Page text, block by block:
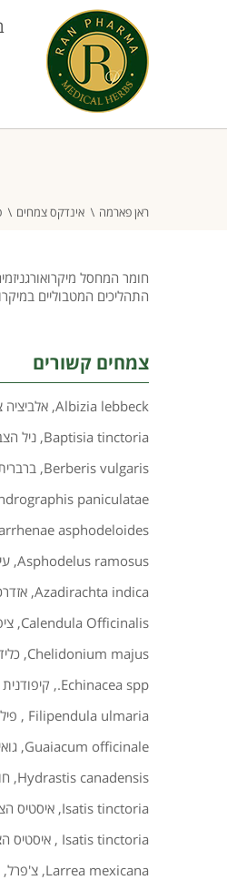
ראן פארמה אינדקס צמחים
חומר המחסל
התהליכים המטבוליים
צמחים קשורים
Albizia lebbeck
, אלביציה
Baptisia tinctoria
, ניל
Berberis vulgaris
,
paniculatae
asphodeloides
Asphodelus ramosus
,
Azadirachta indica
,
Calendula Officinalis
,
Chelidonium majus
,
Echinacea spp.
,
Filipendula ulmaria
,
Guaiacum officinale
,
Hydrastis canadensis
,
Isatis tinctoria
, איסטיס
Isatis tinctoria
, איסטיס
Larrea mexicana
, צ'פרל,